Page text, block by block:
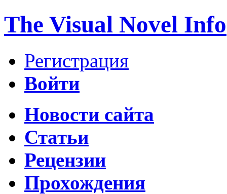
The Visual Novel Info
Регистрация
Войти
Новости сайта
Статьи
Рецензии
Прохождения